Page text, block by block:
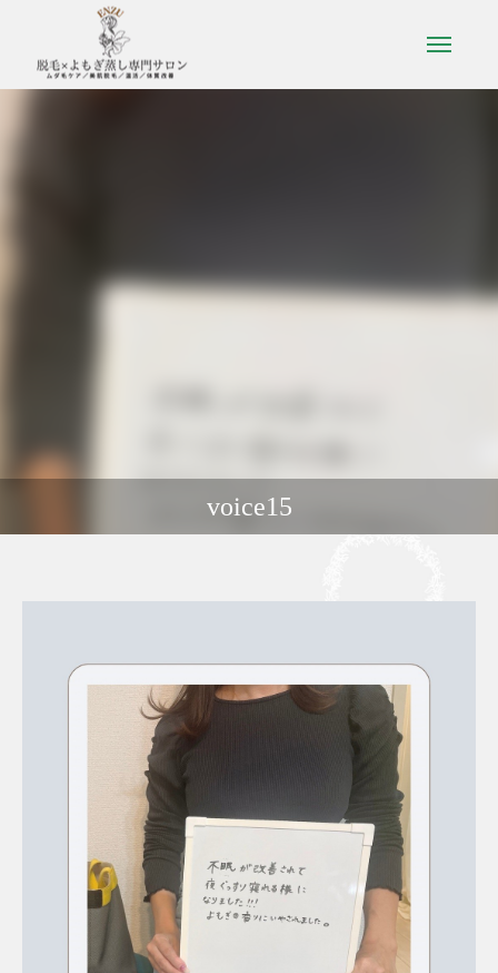
voice15